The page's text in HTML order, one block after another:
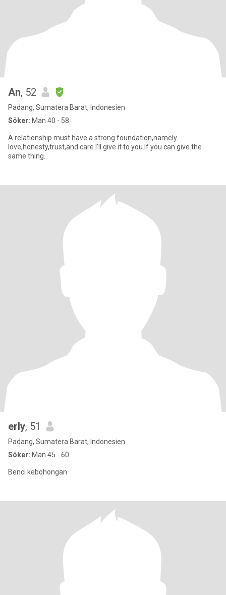
An, 52
Padang, Sumatera Barat, Indonesien
Söker: Man 40 - 58
A relationship must have a strong foundation,namely
love,honesty,trust,and care.I'll give it to you.If you can give the
same thing..
erly, 51
Padang, Sumatera Barat, Indonesien
Söker: Man 45 - 60
Benci kebohongan